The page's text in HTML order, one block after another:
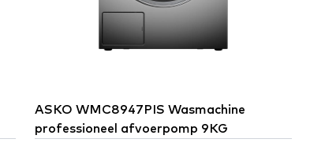
ASKO WMC8947PIS Wasmachine
professioneel afvoerpomp 9KG